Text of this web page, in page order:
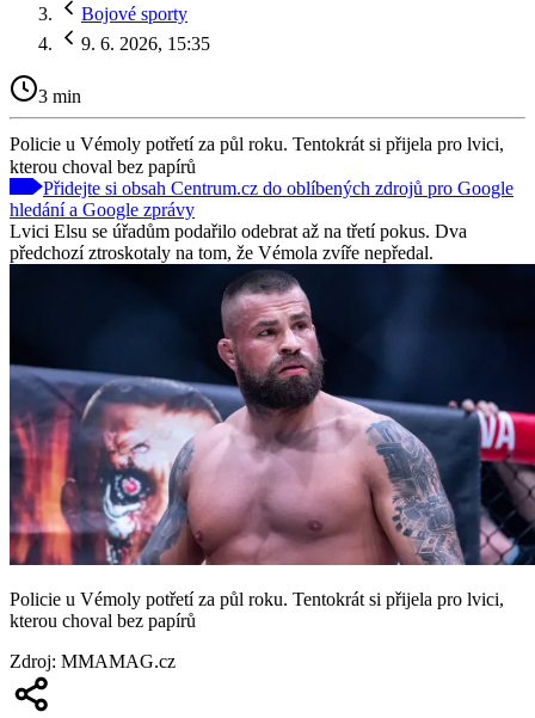
Bojové sporty
9. 6. 2026, 15:35
3 min
Policie u Vémoly potřetí za půl roku. Tentokrát si přijela pro lvici,
kterou choval bez papírů
Přidejte si obsah Centrum.cz do oblíbených zdrojů pro Google
hledání a Google zprávy
Lvici Elsu se úřadům podařilo odebrat až na třetí pokus. Dva
předchozí ztroskotaly na tom, že Vémola zvíře nepředal.
Policie u Vémoly potřetí za půl roku. Tentokrát si přijela pro lvici,
kterou choval bez papírů
Zdroj: MMAMAG.cz